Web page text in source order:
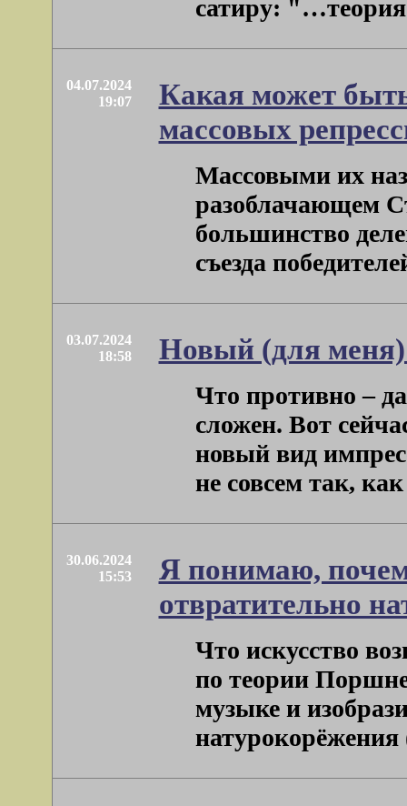
сатиру:
04.07.2024
19:07
Какая может
массовых
Массовыми их
разоблачающем
большинство
съезда
03.07.2024
18:58
Новый (для меня)
Что противно –
сложен. Вот
новый вид
не совсем так,
30.06.2024
15:53
Я понимаю,
отвратительно
Что искусство
по теории
музыке и
натурокорёжения